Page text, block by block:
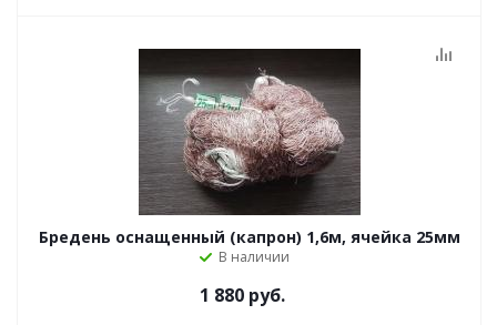
Бредень оснащенный (капрон) 1,6м, ячейка 25мм
В наличии
1 880 руб.